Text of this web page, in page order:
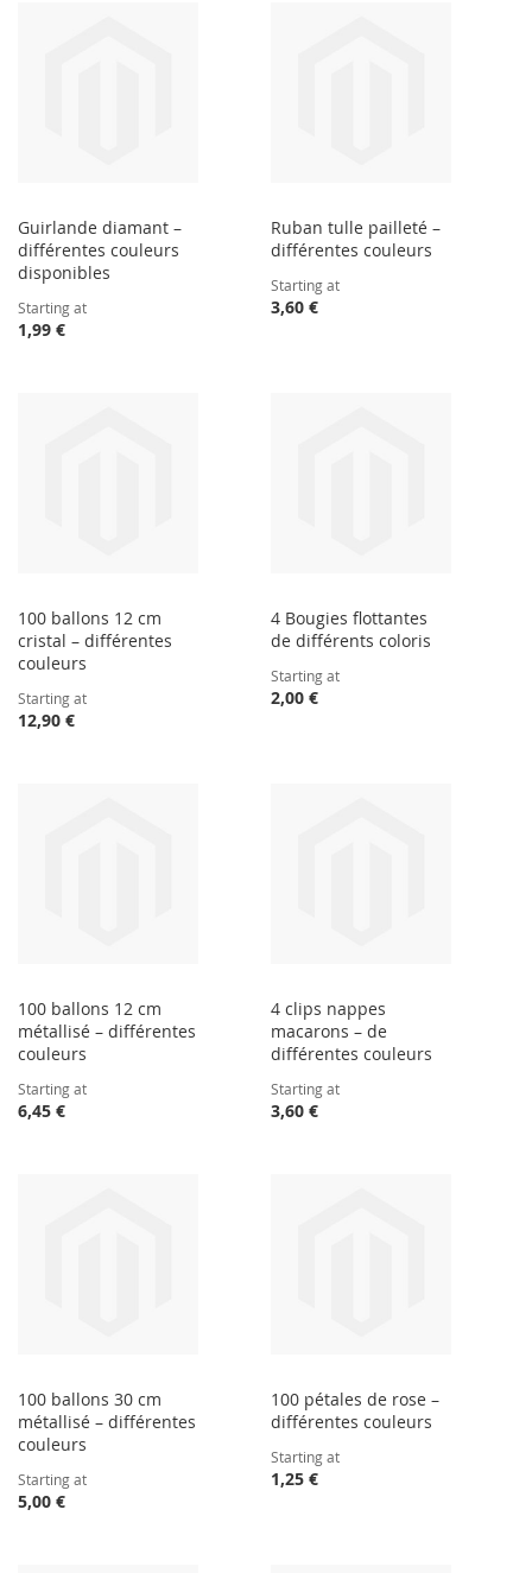
Guirlande diamant –
différentes couleurs
disponibles
Starting at
1,99 €
Ruban tulle pailleté –
différentes couleurs
Starting at
3,60 €
100 ballons 12 cm
cristal – différentes
couleurs
Starting at
12,90 €
4 Bougies flottantes
de différents coloris
Starting at
2,00 €
100 ballons 12 cm
métallisé – différentes
couleurs
Starting at
6,45 €
4 clips nappes
macarons – de
différentes couleurs
Starting at
3,60 €
100 ballons 30 cm
métallisé – différentes
couleurs
Starting at
5,00 €
100 pétales de rose –
différentes couleurs
Starting at
1,25 €